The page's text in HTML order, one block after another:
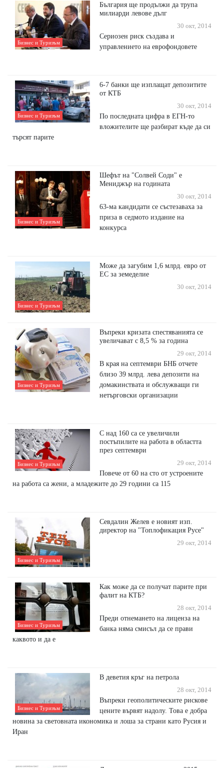
Бизнес и Туризъм
България ще продължи да трупа
милиарди левове дълг
30 окт, 2014
Сериозен риск създава и
управлението на еврофондовете
Бизнес и Туризъм
6-7 банки ще изплащат депозитите
от КТБ
30 окт, 2014
По последната цифра в ЕГН-то
вложителите ще разбират къде да си
търсят парите
Бизнес и Туризъм
Шефът на "Солвей Соди" е
Мениджър на годината
30 окт, 2014
63-ма кандидати се състезаваха за
приза в седмото издание на
конкурса
Бизнес и Туризъм
Може да загубим 1,6 млрд. евро от
ЕС за земеделие
30 окт, 2014
Бизнес и Туризъм
Въпреки кризата спестяванията се
увеличават с 8,5 % за година
29 окт, 2014
В края на септември БНБ отчете
близо 39 млрд. лева депозити на
домакинствата и обслужващи ги
нетърговски организации
Бизнес и Туризъм
С над 160 са се увеличили
постъпилите на работа в областта
през септември
29 окт, 2014
Повече от 60 на сто от устроените
на работа са жени, а младежите до 29 години са 115
Бизнес и Туризъм
Севдалин Желев е новият изп.
директор на "Топлофикация Русе"
29 окт, 2014
Бизнес и Туризъм
Как може да се получат парите при
фалит на КТБ?
28 окт, 2014
Преди отнемането на лиценза на
банка няма смисъл да се прави
каквото и да е
Бизнес и Туризъм
В деветия кръг на петрола
28 окт, 2014
Въпреки геополитическите рискове
цените вървят надолу. Това е добра
новина за световната икономика и лоша за страни като Русия и
Иран